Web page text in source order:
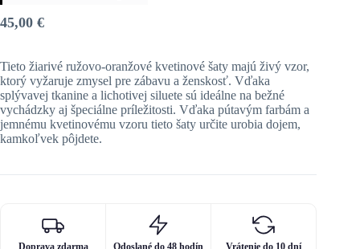
45,00 €
Tieto žiarivé ružovo-oranžové kvetinové šaty majú živý vzor,
ktorý vyžaruje zmysel pre zábavu a ženskosť. Vďaka
splývavej tkanine a lichotivej siluete sú ideálne na bežné
vychádzky aj špeciálne príležitosti. Vďaka pútavým farbám a
jemnému kvetinovému vzoru tieto šaty určite urobia dojem,
kamkoľvek pôjdete.
Doprava zdarma Odoslané do 48 hodín Vrátenie do 10 dní